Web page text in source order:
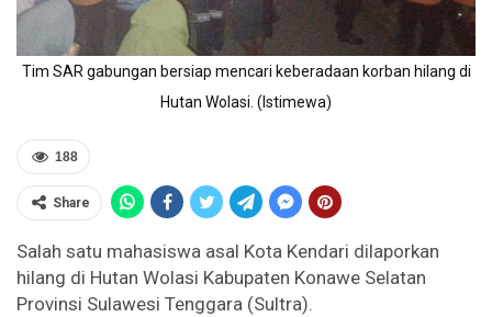
Tim SAR gabungan bersiap mencari keberadaan korban hilang di
Hutan Wolasi. (Istimewa)
188
Share
Salah satu mahasiswa asal Kota Kendari dilaporkan
hilang di Hutan Wolasi Kabupaten Konawe Selatan
Provinsi Sulawesi Tenggara (Sultra).